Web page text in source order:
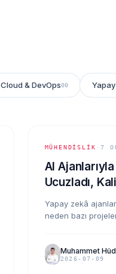
Cloud & DevOps00
MÜHENDISLIK ·7
AI
Ucuzladı,
Yapay zekâ
neden bazı
değerlendi.
Muhammet
2026-07-09